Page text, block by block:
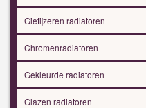
Gietijzeren radiatoren
Chromenradiatoren
Gekleurde radiatoren
Glazen radiatoren